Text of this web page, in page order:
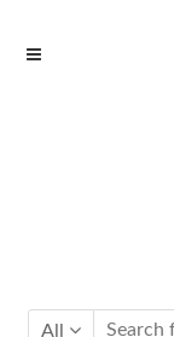
Skip
Skip
All